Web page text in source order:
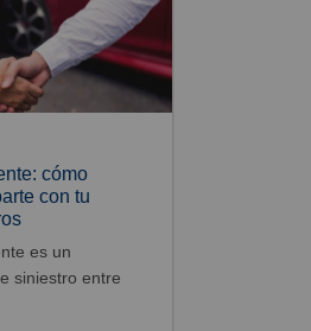
cómo
con tu
es un
siniestro entre